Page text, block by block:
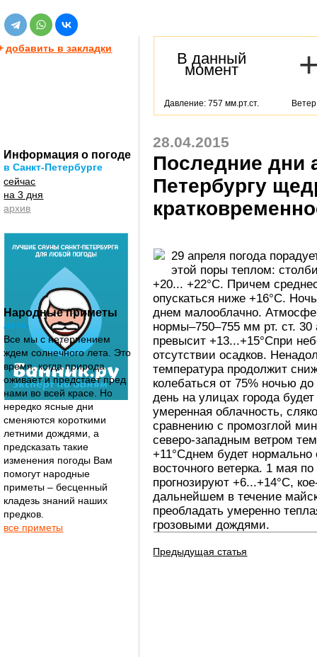
добавить в закладки
Информация о погоде
в Санкт-Петербурге
сейчас
на 3 дня
архив
Народные приметы
лета
Все мы с нетерпением
ждем солнечного лета. Это
время, когда природа
оживает и предстает пред
нами во всей красе. Но
нередко ясные дни
сменяются короткими
летними дождями, а
предсказать такие
изменения погоды Вам
помогут народные
приметы – бесценный
кладезь знаний наших
предков.
все приметы
В данный
момент
Давление: 757 мм.рт.ст.
28.04.2015
Последние дни
Петербургу
29 апреля погода
этой поры теплом:
+20... +22°C. Причем
опускаться ниже +16°C.
днем малооблачно.
нормы–750–755 мм рт. ст.
превысит +13...+15°Cпри
отсутствии осадков.
температура продолжит
колебаться от 75% ночью
день на улицах города
умеренная облачность,
сравнению с промозглой
северо-западным ветром
+11°Cднем будет
восточного ветерка. 1 мая
прогнозируют +6...+14°C,
дальнейшем в течение
преобладать умеренно
грозовыми дождями.
Предыдущая статья